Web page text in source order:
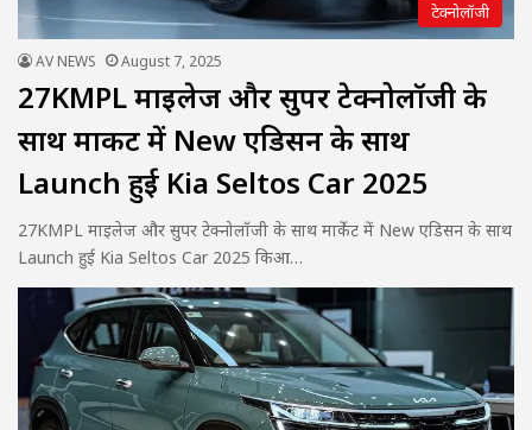
टेक्नोलॉजी
AV NEWS August 7, 2025
27KMPL माइलेज और सुपर टेक्नोलॉजी के
साथ मार्केट में New एडिसन के साथ
Launch हुई Kia Seltos Car 2025
27KMPL माइलेज और सुपर टेक्नोलॉजी के साथ मार्केट में New एडिसन के साथ
Launch हुई Kia Seltos Car 2025 किआ…